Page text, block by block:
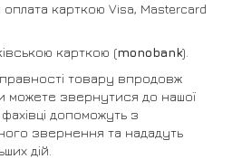
карткою Visa, Mastercard
карткою (monobank).
товару впродовж
можете звернутися до нашої
допоможуть з
звернення та нададуть
дій.